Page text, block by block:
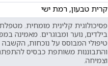
קרית טבעון, רמת ישי
פסיכולוגית קלינית מומחית. מטפלת
בילדים, נוער ומבוגרים. מאמינה
טיפולי המבוסס על נוכחות, הקשבה
והתבוננות משותפת כבסיס
וצמיחה.